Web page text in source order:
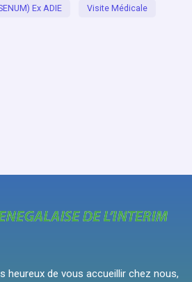
Ex ADIE Visite Médicale
heureux de vous accueillir chez nous,